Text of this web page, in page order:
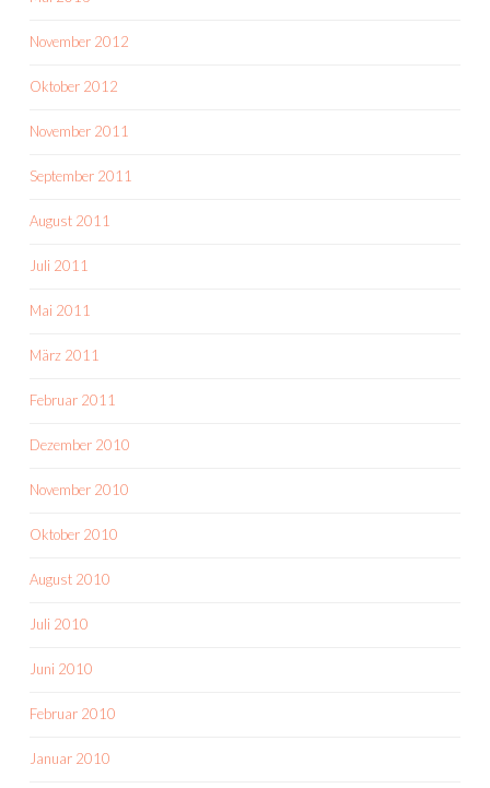
November 2012
Oktober 2012
November 2011
September 2011
August 2011
Juli 2011
Mai 2011
März 2011
Februar 2011
Dezember 2010
November 2010
Oktober 2010
August 2010
Juli 2010
Juni 2010
Februar 2010
Januar 2010